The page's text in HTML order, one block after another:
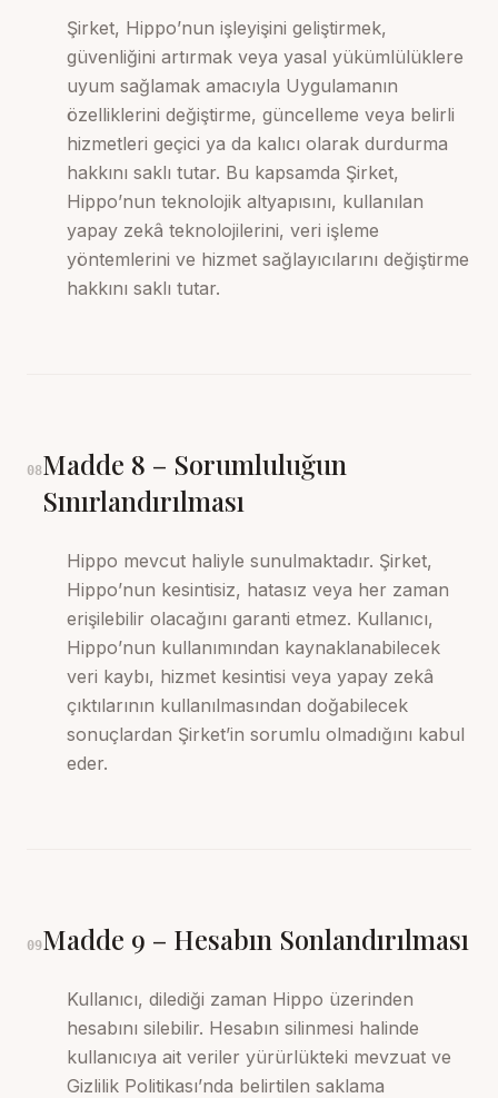
Şirket, Hippo’nun işleyişini geliştirmek,
güvenliğini artırmak veya yasal yükümlülüklere
uyum sağlamak amacıyla Uygulamanın
özelliklerini değiştirme, güncelleme veya belirli
hizmetleri geçici ya da kalıcı olarak durdurma
hakkını saklı tutar. Bu kapsamda Şirket,
Hippo’nun teknolojik altyapısını, kullanılan
yapay zekâ teknolojilerini, veri işleme
yöntemlerini ve hizmet sağlayıcılarını değiştirme
hakkını saklı tutar.
08Madde 8 – Sorumluluğun
Sınırlandırılması
Hippo mevcut haliyle sunulmaktadır. Şirket,
Hippo’nun kesintisiz, hatasız veya her zaman
erişilebilir olacağını garanti etmez. Kullanıcı,
Hippo’nun kullanımından kaynaklanabilecek
veri kaybı, hizmet kesintisi veya yapay zekâ
çıktılarının kullanılmasından doğabilecek
sonuçlardan Şirket’in sorumlu olmadığını kabul
eder.
09Madde 9 – Hesabın Sonlandırılması
Kullanıcı, dilediği zaman Hippo üzerinden
hesabını silebilir. Hesabın silinmesi halinde
kullanıcıya ait veriler yürürlükteki mevzuat ve
Gizlilik Politikası’nda belirtilen saklama